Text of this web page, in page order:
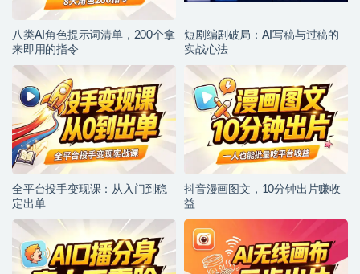
八类AI角色提示词清单，200个拿
来即用的指令
短剧编剧破局：AI写稿与过稿的
实战心法
全平台投手变现课：从入门到稳
定出单
抖音漫画图文，10分钟出片赚收
益